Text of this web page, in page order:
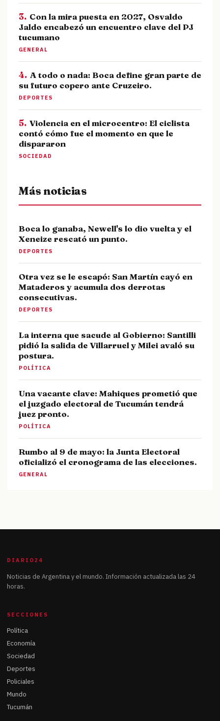
3. Con la mira puesta en 2027, Osvaldo
Jaldo encabezó un encuentro clave del PJ
tucumano
GENERAL
4. A todo o nada: Boca define gran parte de
su futuro copero ante Cruzeiro.
DEPORTES
5. Violencia en el microcentro: El ciclista
contó cómo fue el momento en que le
dispararon
SOCIEDAD
Más noticias
Boca lo ganaba, Newell's lo dio vuelta y el
Xeneize rescató un punto.
DEPORTES
Otra vez se le escapó: San Martín cayó en
Mataderos y acumula dos derrotas
consecutivas.
DEPORTES
La interna que sacude al Gobierno: Santilli
pidió la salida de Villarruel y Milei avaló su
postura.
POLÍTICA
Una vacante clave: Mahiques prometió que
el juzgado electoral de Tucumán tendrá
juez pronto.
POLÍTICA
Rumbo al 9 de mayo: la Junta Electoral
oficializó el cronograma de las elecciones.
GENERAL
DIARIO24
Noticias de Argentina y el mundo. Información actualizada las 24
horas.
SECCIONES
Política
Economía
Sociedad
Deportes
Policiales
Mundo
Tucumán